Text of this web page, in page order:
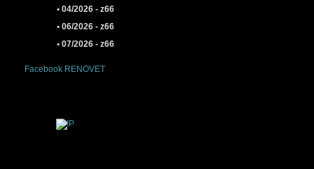
• 04/2026 - z66
• 06/2026 - z66
• 07/2026 - z66
Facebook RENOVET